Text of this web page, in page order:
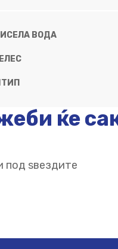
ВОДА
ќе
под ѕвездите